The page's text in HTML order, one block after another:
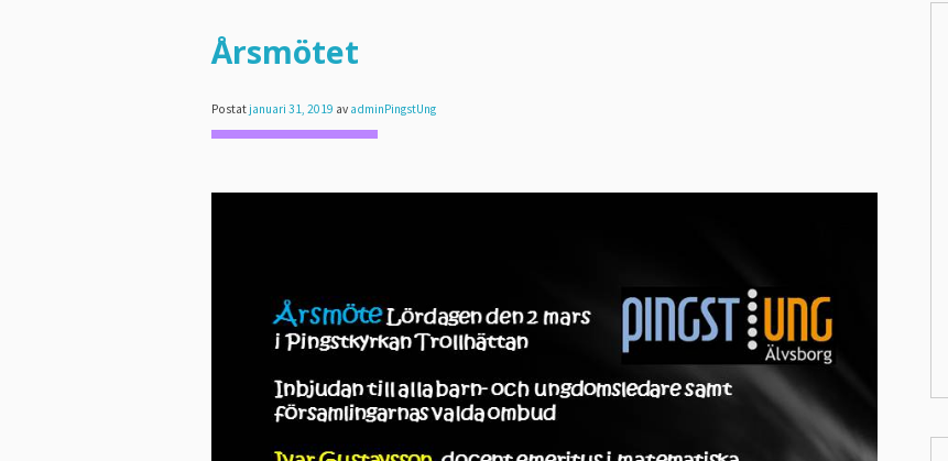
Årsmötet
Postat januari 31, 2019 av adminPingstUng